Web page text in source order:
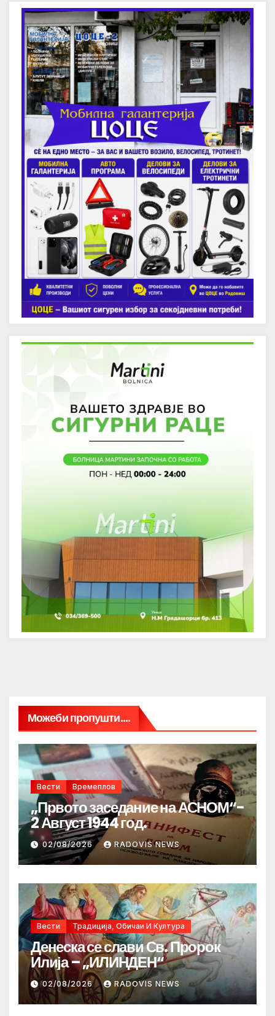
Можеби пропушти....
Вести Времеплов
„Првото заседание на АСНОМ“-
2 Август 1944 год.
02/08/2026 RADOVIS NEWS
Вести Традиција, Обичаи И Култура
Денеска се слави Св. Пророк
Илија – „ИЛИНДЕН“
02/08/2026 RADOVIS NEWS